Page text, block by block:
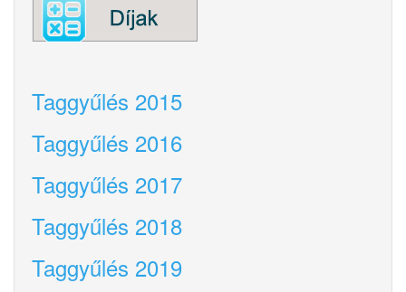
Taggyűlés 2015
Taggyűlés 2016
Taggyűlés 2017
Taggyűlés 2018
Taggyűlés 2019